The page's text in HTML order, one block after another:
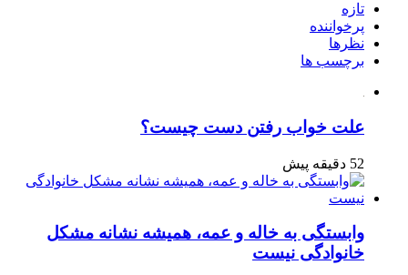
تازه
پرخواننده
نظرها
برچسب ها
علت خواب رفتن دست چیست؟
52 دقیقه پیش
وابستگی به خاله و عمه، همیشه نشانه مشکل
خانوادگی نیست